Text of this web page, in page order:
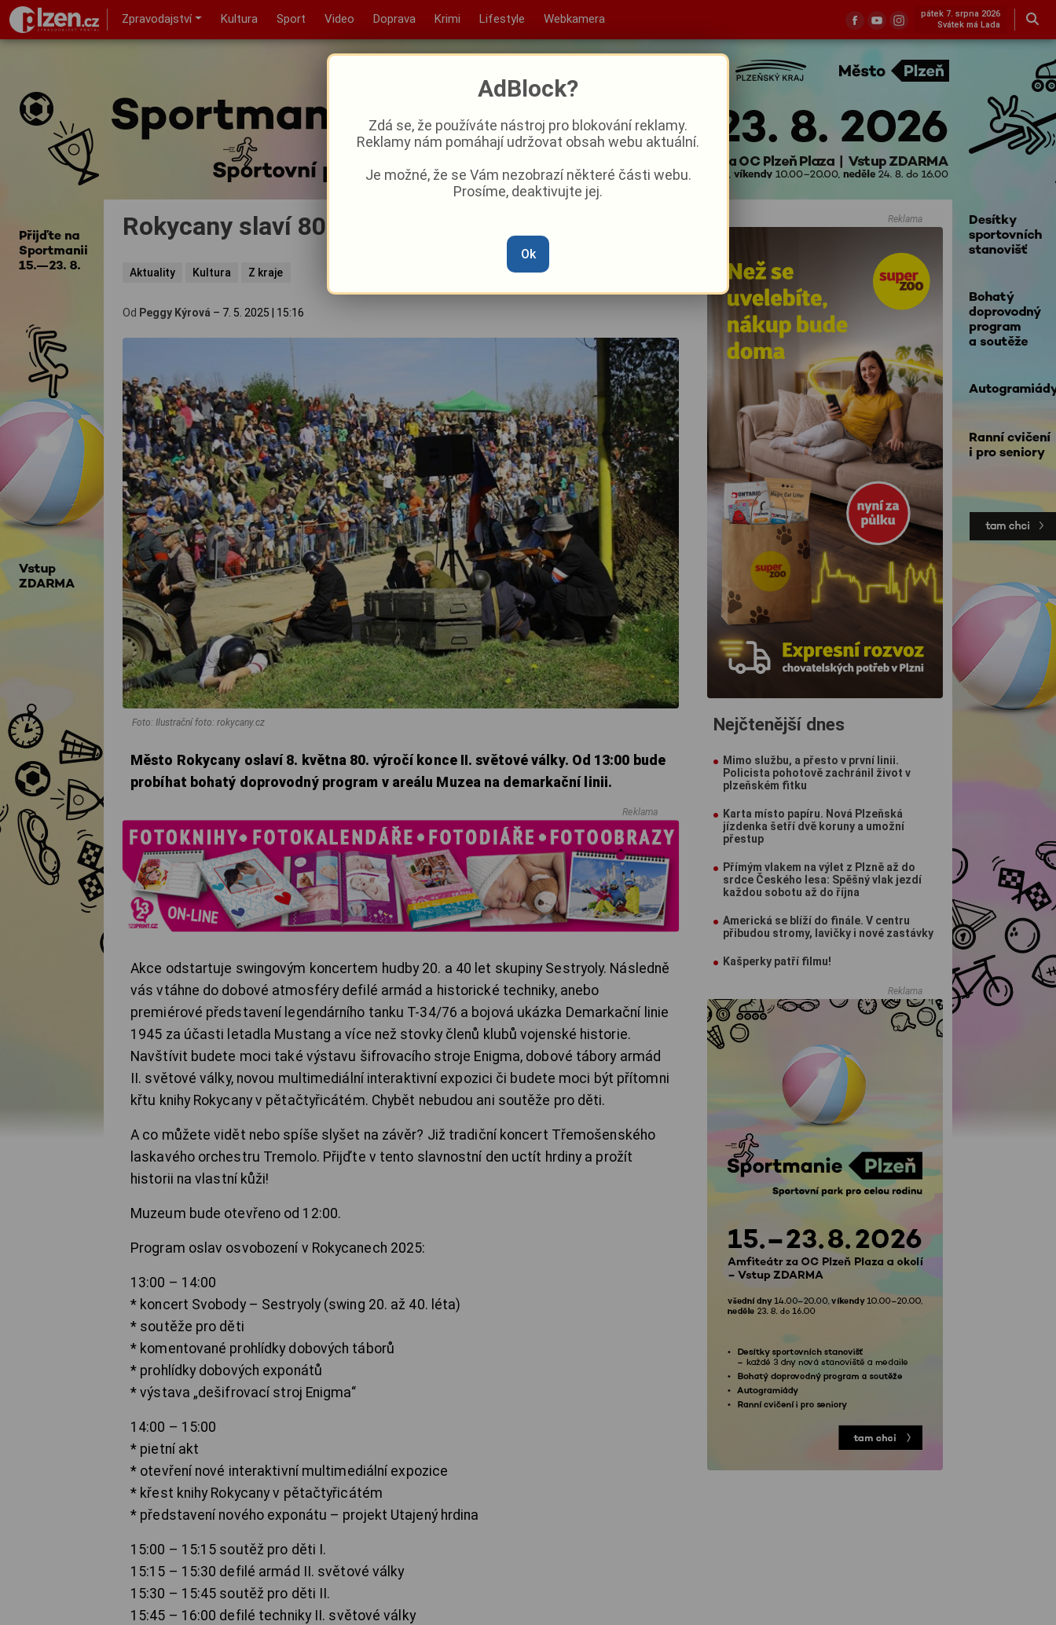
Zpravodajství Kultura Sport Video Doprava Krimi Lifestyle Webkamera
pátek 7. srpna 2026
Svátek má Lada
Rokycany slaví 80. výročí osvobození
Aktuality Kultura Z kraje
Od Peggy Kýrová – 7. 5. 2025 15:16
Foto: Ilustrační foto: rokycany.cz
Město Rokycany oslaví 8. května 80. výročí konce II. světové války. Od 13:00 bude
probíhat bohatý doprovodný program v areálu Muzea na demarkační linii.
Reklama
Akce odstartuje swingovým koncertem hudby 20. a 40 let skupiny Sestryoly. Následně
vás vtáhne do dobové atmosféry defilé armád a historické techniky, anebo
premiérové představení legendárního tanku T-34/76 a bojová ukázka Demarkační linie
1945 za účasti letadla Mustang a více než stovky členů klubů vojenské historie.
Navštívit budete moci také výstavu šifrovacího stroje Enigma, dobové tábory armád
II. světové války, novou multimediální interaktivní expozici či budete moci být přítomni
křtu knihy Rokycany v pětačtyřicátém. Chybět nebudou ani soutěže pro děti.
A co můžete vidět nebo spíše slyšet na závěr? Již tradiční koncert Třemošenského
laskavého orchestru Tremolo. Přijďte v tento slavnostní den uctít hrdiny a prožít
historii na vlastní kůži!
Muzeum bude otevřeno od 12:00.
Program oslav osvobození v Rokycanech 2025:
13:00 – 14:00
* koncert Svobody – Sestryoly (swing 20. až 40. léta)
* soutěže pro děti
* komentované prohlídky dobových táborů
* prohlídky dobových exponátů
* výstava „dešifrovací stroj Enigma“
14:00 – 15:00
* pietní akt
* otevření nové interaktivní multimediální expozice
* křest knihy Rokycany v pětačtyřicátém
* představení nového exponátu – projekt Utajený hrdina
15:00 – 15:15 soutěž pro děti I.
15:15 – 15:30 defilé armád II. světové války
15:30 – 15:45 soutěž pro děti II.
15:45 – 16:00 defilé techniky II. světové války
Reklama
Nejčtenější dnes
Mimo službu, a přesto v první linii.
Policista pohotově zachránil život v
plzeňském fitku
Karta místo papíru. Nová Plzeňská
jízdenka šetří dvě koruny a umožní
přestup
Přímým vlakem na výlet z Plzně až do
srdce Českého lesa: Spěšný vlak jezdí
každou sobotu až do října
Americká se blíží do finále. V centru
přibudou stromy, lavičky i nové zastávky
Kašperky patří filmu!
Reklama
AdBlock?
Zdá se, že používáte nástroj pro blokování reklamy.
Reklamy nám pomáhají udržovat obsah webu aktuální.
Je možné, že se Vám nezobrazí některé části webu.
Prosíme, deaktivujte jej.
Ok